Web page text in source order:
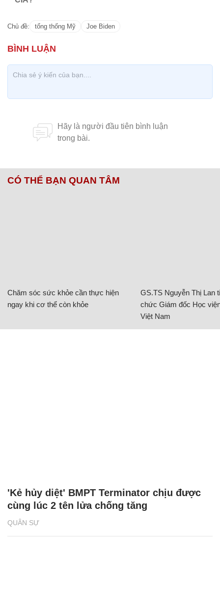
Chủ đề: tổng thống Mỹ Joe Biden
CÓ THỂ BẠN QUAN TÂM
Chăm sóc sức khỏe cần thực hiện
ngay khi cơ thể còn khỏe
GS.TS Nguyễn Thị Lan
chức Giám đốc Học
Việt Nam
QUÂN SỰ
'Kẻ hủy diệt' BMPT Terminator chịu được
cùng lúc 2 tên lửa chống tăng